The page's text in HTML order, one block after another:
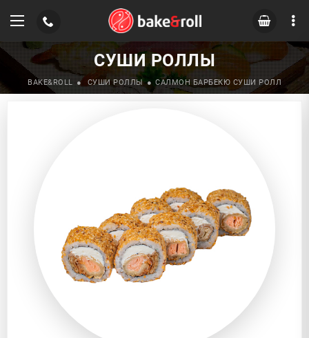
СУШИ РОЛЛЫ
BAKE&ROLL СУШИ РОЛЛЫ САЛМОН БАРБЕКЮ СУШИ РОЛЛ